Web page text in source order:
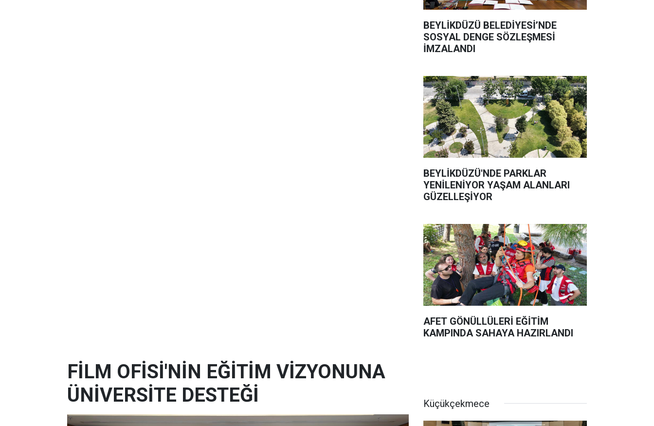
BEYLİKDÜZÜ BELEDİYESİ’NDE
SOSYAL DENGE SÖZLEŞMESİ
İMZALANDI
BEYLİKDÜZÜ'NDE PARKLAR
YENİLENİYOR YAŞAM ALANLARI
GÜZELLEŞİYOR
AFET GÖNÜLLÜLERİ EĞİTİM
KAMPINDA SAHAYA HAZIRLANDI
FİLM OFİSİ'NİN EĞİTİM VİZYONUNA
ÜNİVERSİTE DESTEĞİ
Küçükçekmece